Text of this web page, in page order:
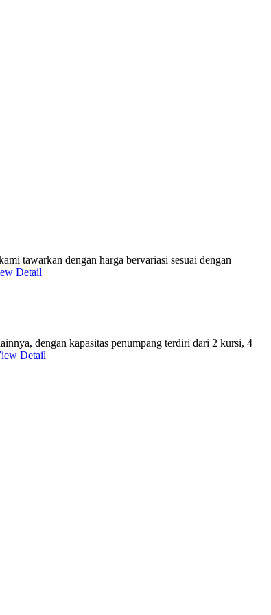
tawarkan dengan harga bervariasi sesuai dengan
Detail
dengan kapasitas penumpang terdiri dari 2 kursi, 4
Detail